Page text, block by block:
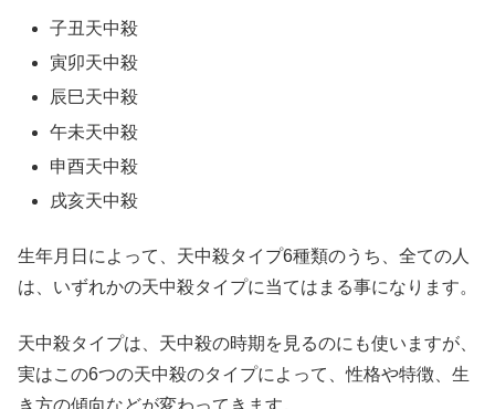
子丑天中殺
寅卯天中殺
辰巳天中殺
午未天中殺
申酉天中殺
戌亥天中殺
生年月日によって、天中殺タイプ6種類のうち、全ての人
は、いずれかの天中殺タイプに当てはまる事になります。
天中殺タイプは、天中殺の時期を見るのにも使いますが、
実はこの6つの天中殺のタイプによって、性格や特徴、生
き方の傾向などが変わってきます。